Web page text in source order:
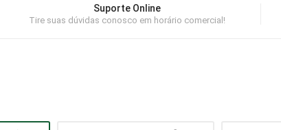
Suporte Online
Tire suas dúvidas conosco em horário comercial!